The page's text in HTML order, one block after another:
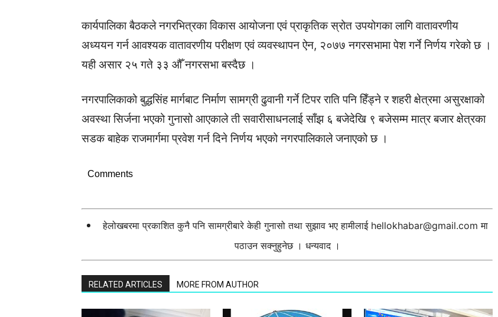
कार्यपालिका बैठकले नगरभित्रका विकास आयोजना एवं प्राकृतिक स्रोत उपयोगका लागि वातावरणीय
अध्ययन गर्न आवश्यक वातावरणीय परीक्षण एवं व्यवस्थापन ऐन, २०७७ नगरसभामा पेश गर्ने निर्णय गरेको छ ।
यही असार २५ गते ३३ औँ नगरसभा बस्दैछ ।
नगरपालिकाको बुद्धसिंह मार्गबाट निर्माण सामग्री ढुवानी गर्ने टिपर राति पनि हिँड्ने र शहरी क्षेत्रमा असुरक्षाको
अवस्था सिर्जना भएको गुनासो आएकाले ती सवारीसाधनलाई साँझ ६ बजेदेखि ९ बजेसम्म मात्र बजार क्षेत्रका
सडक बाहेक राजमार्गमा प्रवेश गर्न दिने निर्णय भएको नगरपालिकाले जनाएको छ ।
Comments
हेलोखबरमा प्रकाशित कुनै पनि सामग्रीबारे केही गुनासो तथा सुझाव भए हामीलाई hellokhabar@gmail.com मा
पठाउन सक्नुहुनेछ । धन्यवाद ।
RELATED ARTICLES MORE FROM AUTHOR